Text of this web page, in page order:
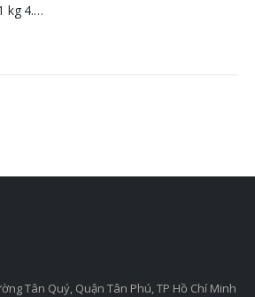
Băng keo vải 25 yard 1 kg 4.8cm
Tân Quý, Quận Tân Phú, TP Hồ Chí Minh